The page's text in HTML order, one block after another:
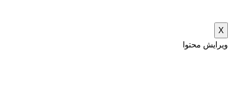
X
ویرایش محتوا